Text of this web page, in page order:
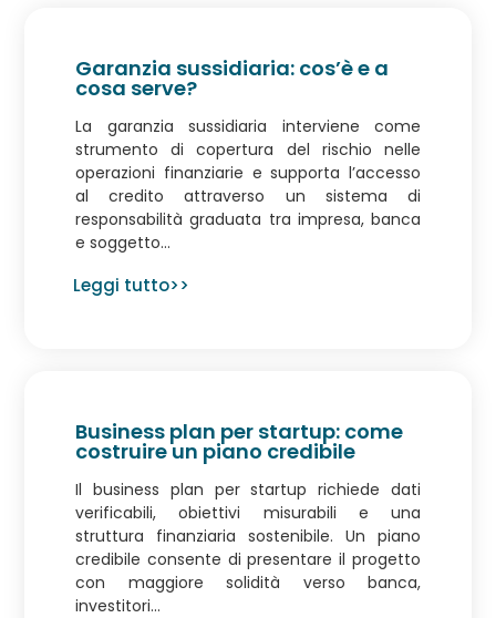
Garanzia sussidiaria: cos’è e a
cosa serve?
La garanzia sussidiaria interviene come
strumento di copertura del rischio nelle
operazioni finanziarie e supporta l’accesso
al credito attraverso un sistema di
responsabilità graduata tra impresa, banca
e soggetto...
Leggi tutto>>
Business plan per startup: come
costruire un piano credibile
Il business plan per startup richiede dati
verificabili, obiettivi misurabili e una
struttura finanziaria sostenibile. Un piano
credibile consente di presentare il progetto
con maggiore solidità verso banca,
investitori...